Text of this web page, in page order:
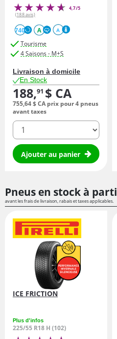
4,7/5
(188 avis)
740 A A
Tourisme
4 Saisons - M+S
Livraison à domicile
En Stock
188,91 $ CA
755,64$ CA prix pour 4 pneus
avant taxes
quantité
Ajouter au panier
Pneus en stock à
avant les frais de livraison, rabais et taxes applicables.
ICE FRICTION
Plus d'infos
225/55 R18 H (102)